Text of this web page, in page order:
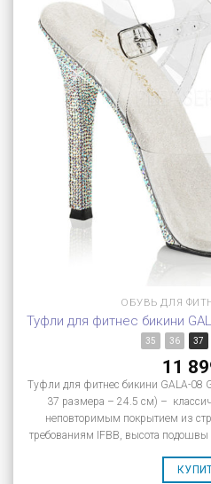
ОБУВЬ ДЛЯ
Туфли для фитнес бикини
35 36 37
11
Туфли для фитнес бикини GALA-08
37 размера – 24.5 см) –
неповторимым покрытием из
требованиям IFBB, высота